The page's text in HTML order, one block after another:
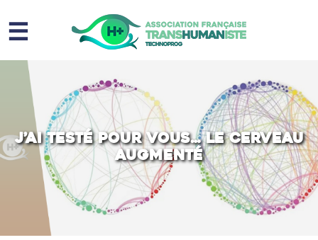
☰
Immortalité ?
Question sociale
Risques
L’association
J’ai testé pour vous… le cerveau
augmenté